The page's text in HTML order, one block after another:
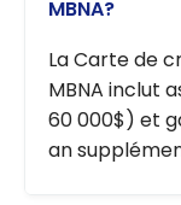
MBNA?
La Carte de
MBNA inclut
60 000$) et
an